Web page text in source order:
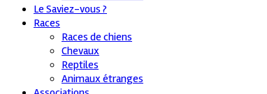
Le Saviez-vous ?
Races
Races de chiens
Chevaux
Reptiles
Animaux étranges